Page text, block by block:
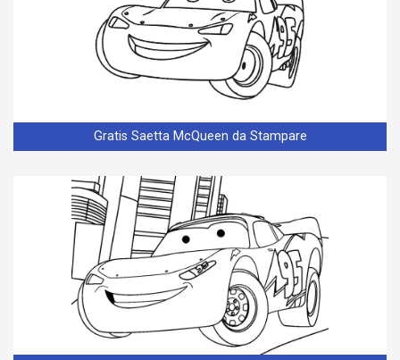
Gratis Saetta McQueen da Stampare